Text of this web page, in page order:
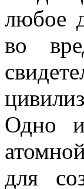
любое
во
Одно
для